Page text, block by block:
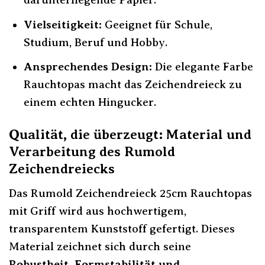
Vielseitigkeit: Geeignet für Schule,
Studium, Beruf und Hobby.
Ansprechendes Design: Die elegante Farbe
Rauchtopas macht das Zeichendreieck zu
einem echten Hingucker.
Qualität, die überzeugt: Material und
Verarbeitung des Rumold
Zeichendreiecks
Das Rumold Zeichendreieck 25cm Rauchtopas
mit Griff wird aus hochwertigem,
transparentem Kunststoff gefertigt. Dieses
Material zeichnet sich durch seine